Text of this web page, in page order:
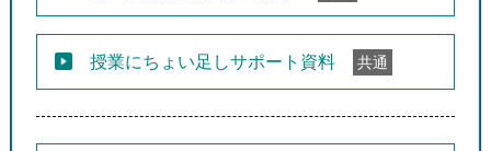
授業にちょい足しサポート資料 共通